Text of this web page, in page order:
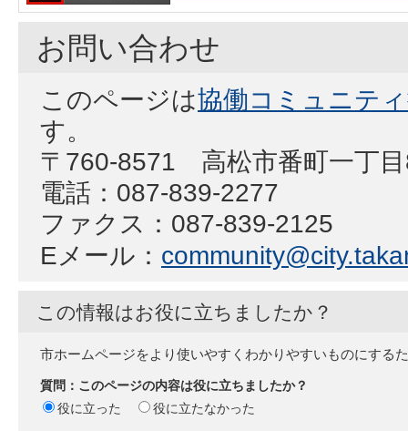
お問い合わせ
このページは協働コミュニテ
す。
〒760-8571 高松市番町一丁
電話：087-839-2277
ファクス：087-839-2125
Eメール：
この情報はお役に立ちましたか？
市ホームページをより使いやすくわかりやすいものにする
質問：このページの内容は役に立ちましたか？
役に立った
役に立たなかった